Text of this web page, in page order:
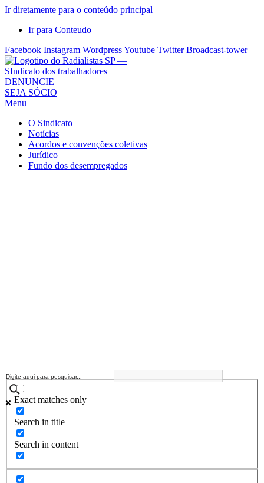
Ir diretamente para o conteúdo principal
Ir para Conteudo
Facebook Instagram WordpressYoutube Twitter Broadcast-tower
Sindicato
dos
Radialistas
São
Paulo
Sindicato
DENUNCIE
SEJA SÓCIO
Menu
O Sindicato
Notícias
Acordos e convenções coletivas
Jurídico
Fundo dos desempregados
Exact matches only
Search in title
Search in content